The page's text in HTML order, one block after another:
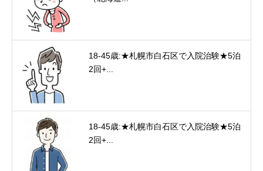
18-45歳:★札幌市白石区で入院治験★5泊
2回+...
18-45歳:★札幌市白石区で入院治験★5泊
2回+...